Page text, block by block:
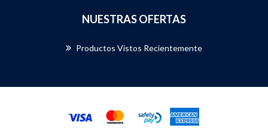
NUESTRAS OFERTAS
Productos Vistos Recientemente